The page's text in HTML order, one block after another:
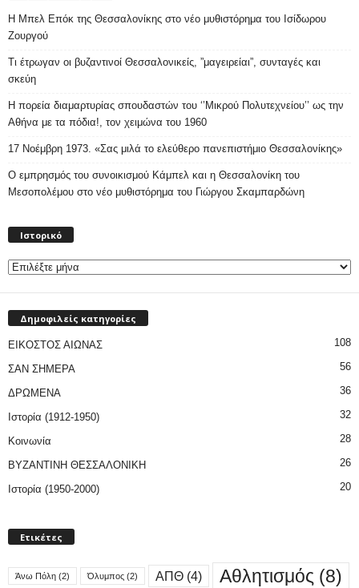
Η Μπελ Επόκ της Θεσσαλονίκης στο νέο μυθιστόρημα του Ισίδωρου
Ζουργού
Τι έτρωγαν οι βυζαντινοί Θεσσαλονικείς, ”μαγειρείαι”, συνταγές και
σκεύη
Η πορεία διαμαρτυρίας σπουδαστών του ‘’Μικρού Πολυτεχνείου’’ ως την
Αθήνα με τα πόδια!, τον χειμώνα του 1960
17 Νοέμβρη 1973. «Σας μιλά το ελεύθερο πανεπιστήμιο Θεσσαλονίκης»
Ο εμπρησμός του συνοικισμού Κάμπελ και η Θεσσαλονίκη του
Μεσοπολέμου στο νέο μυθιστόρημα του Γιώργου Σκαμπαρδώνη
Ιστορικό
Δημοφιλείς κατηγορίες
ΕΙΚΟΣΤΟΣ ΑΙΩΝΑΣ 108
ΣΑΝ ΣΗΜΕΡΑ 56
ΔΡΩΜΕΝΑ 36
Ιστορία (1912-1950) 32
Κοινωνία 28
ΒΥΖΑΝΤΙΝΗ ΘΕΣΣΑΛΟΝΙΚΗ 26
Ιστορία (1950-2000) 20
Ετικέτες
Άνω Πόλη (2) Όλυμπος (2) ΑΠΘ (4) Αθλητισμός (8)